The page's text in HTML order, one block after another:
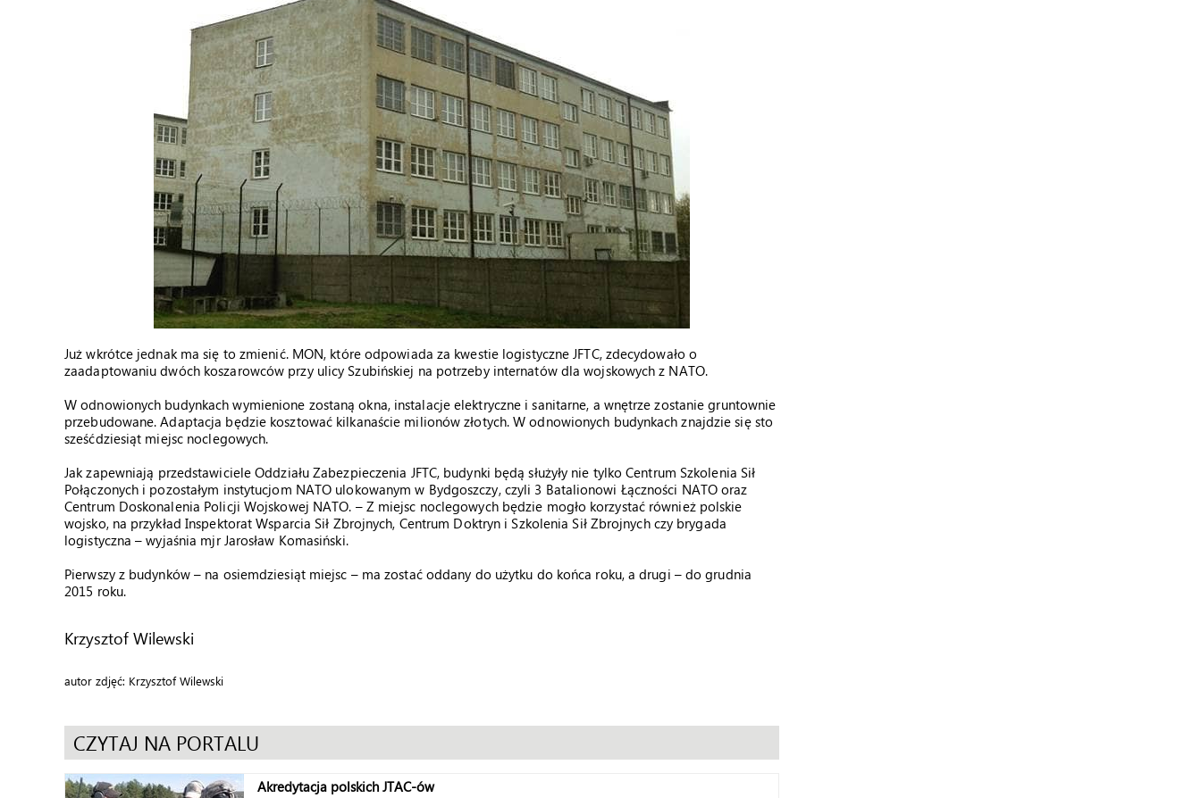
Już wkrótce jednak ma się to zmienić. MON, które odpowiada za kwestie logistyczne JFTC, zdecydowało o
zaadaptowaniu dwóch koszarowców przy ulicy Szubińskiej na potrzeby internatów dla wojskowych z NATO.
W odnowionych budynkach wymienione zostaną okna, instalacje elektryczne i sanitarne, a wnętrze zostanie gruntownie
przebudowane. Adaptacja będzie kosztować kilkanaście milionów złotych. W odnowionych budynkach znajdzie się sto
sześćdziesiąt miejsc noclegowych.
Jak zapewniają przedstawiciele Oddziału Zabezpieczenia JFTC, budynki będą służyły nie tylko Centrum Szkolenia Sił
Połączonych i pozostałym instytucjom NATO ulokowanym w Bydgoszczy, czyli 3 Batalionowi Łączności NATO oraz
Centrum Doskonalenia Policji Wojskowej NATO. – Z miejsc noclegowych będzie mogło korzystać również polskie
wojsko, na przykład Inspektorat Wsparcia Sił Zbrojnych, Centrum Doktryn i Szkolenia Sił Zbrojnych czy brygada
logistyczna – wyjaśnia mjr Jarosław Komasiński.
Pierwszy z budynków – na osiemdziesiąt miejsc – ma zostać oddany do użytku do końca roku, a drugi – do grudnia
2015 roku.
Krzysztof Wilewski
autor zdjęć: Krzysztof Wilewski
CZYTAJ NA PORTALU
Akredytacja polskich JTAC-ów